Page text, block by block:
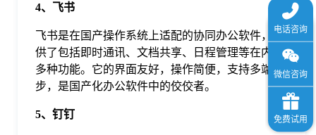
4、飞书
飞书是在国产操作系统上适配的协同办公软件，提
供了包括即时通讯、文档共享、日程管理等在内的
多种功能。它的界面友好，操作简便，支持多端同
步，是国产化办公软件中的佼佼者。
5、钉钉